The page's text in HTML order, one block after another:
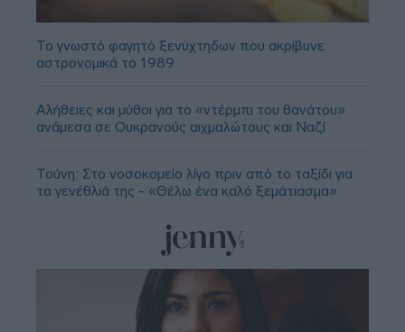
Το γνωστό φαγητό ξενύχτηδων που ακρίβυνε
αστρονομικά το 1989
Αλήθειες και μύθοι για το «ντέρμπι του θανάτου»
ανάμεσα σε Ουκρανούς αιχμαλώτους και Ναζί
Τούνη: Στο νοσοκομείο λίγο πριν από το ταξίδι για
τα γενέθλιά της - «Θέλω ένα καλό ξεμάτιασμα»